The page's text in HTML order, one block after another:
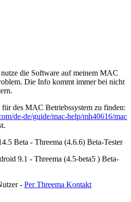
die Software auf meinem MAC
Die Info kommt immer bei nicht
des MAC Betriebssystem zu finden:
de-de/guide/mac-help/mh40616/mac
Beta - Threema (4.6.6) Beta-Tester
9.1 - Threema (4.5-beta5 ) Beta-
- Per Threema Kontakt